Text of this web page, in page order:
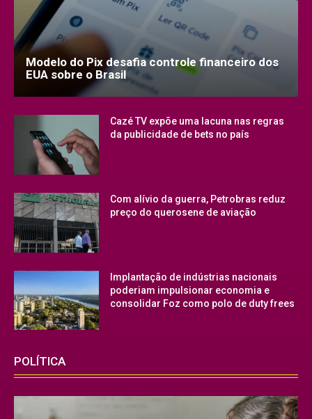
Modelo do Pix desafia controle financeiro dos
EUA sobre o Brasil
Cazé TV expõe uma lacuna nas regras
da publicidade de bets no país
Com alívio da guerra, Petrobras reduz
preço do querosene de aviação
Implantação de indústrias nacionais
poderiam impulsionar economia e
consolidar Foz como polo de duty frees
POLÍTICA